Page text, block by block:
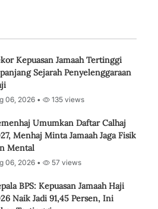
Kepuasan Jamaah Tertinggi
Sejarah Penyelenggaraan
06, 2026 • 135 views
Umumkan Daftar Calhaj
Menhaj Minta Jamaah Jaga Fisik
Mental
06, 2026 • 57 views
BPS: Kepuasan Jamaah Haji
Naik Jadi 91,45 Persen, Ini